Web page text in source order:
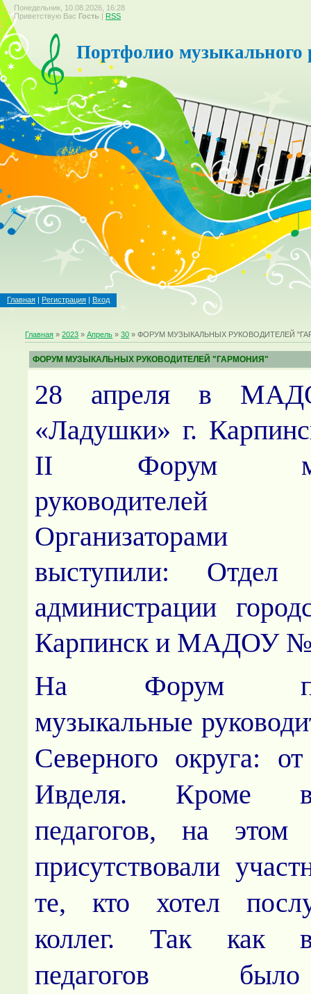
Понедельник, 10.08.2026, 16:28
Приветствую Вас Гость | RSS
Портфолио музыкального
Главная | Регистрация | Вход
Главная »2023 » Апрель » 30 » ФОРУМ МУЗЫКАЛЬНЫХ РУКОВОДИТЕЛЕЙ
ФОРУМ МУЗЫКАЛЬНЫХ РУКОВОДИТЕЛЕЙ "ГАРМОНИЯ"
28 апреля в
«Ладушки» г.
II Форум
руководителей
выступили: Отдел
администрации
Карпинск и МАДОУ
На Форум
музыкальные
Северного округа:
Ивделя. Кроме
педагогов, на этом
присутствовали
те, кто хотел
коллег. Так как
педагогов